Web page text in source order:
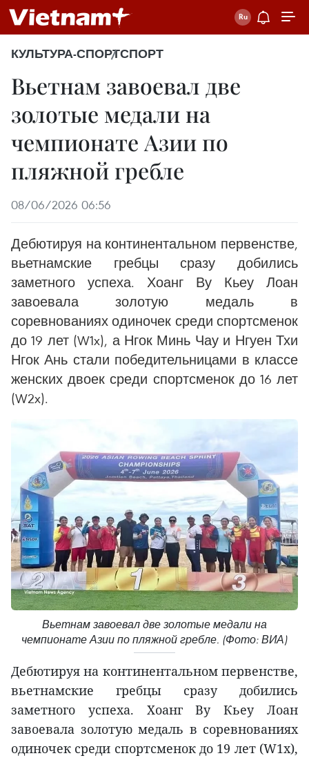
КУЛЬТУРА-СПОРТСПОРТ
Вьетнам завоевал две
золотые медали на
чемпионате Азии по
пляжной гребле
08/06/2026 06:56
Дебютируя на континентальном первенстве,
вьетнамские гребцы сразу добились
заметного успеха. Хоанг Ву Кьеу Лоан
завоевала золотую медаль в
соревнованиях одиночек среди спортсменок
до 19 лет (W1x), а Нгок Минь Чау и Нгуен Тхи
Нгок Ань стали победительницами в классе
женских двоек среди спортсменок до 16 лет
(W2x).
Вьетнам завоевал две золотые медали на
чемпионате Азии по пляжной гребле. (Фото: ВИА)
Дебютируя на континентальном первенстве,
вьетнамские гребцы сразу добились
заметного успеха. Хоанг Ву Кьеу Лоан
завоевала золотую медаль в соревнованиях
одиночек среди спортсменок до 19 лет (W1x),